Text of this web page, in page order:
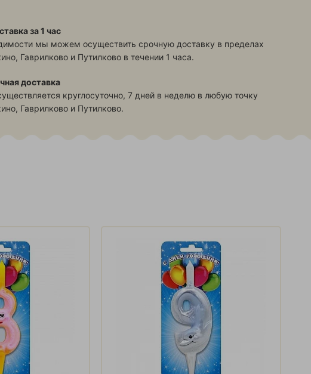
за 1 час
мы можем осуществить срочную доставку в пределах
Гаврилково и Путилково в течении 1 часа.
доставка
круглосуточно, 7 дней в неделю в любую точку
Гаврилково и Путилково.